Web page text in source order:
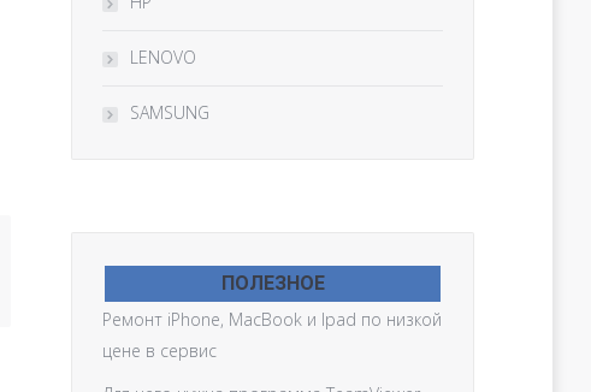
LENOVO
SAMSUNG
ПОЛЕЗНОЕ
Ремонт iPhone, MacBook и Ipad по низкой
цене в сервис